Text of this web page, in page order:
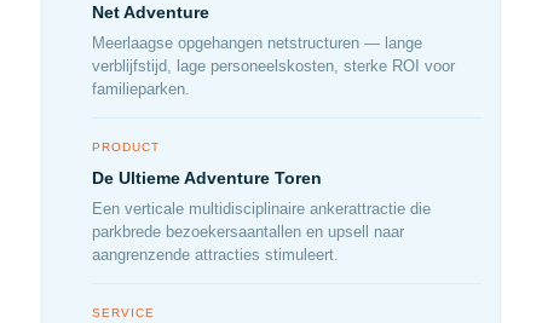
Net Adventure
Meerlaagse opgehangen netstructuren — lange
verblijfstijd, lage personeelskosten, sterke ROI voor
familieparken.
PRODUCT
De Ultieme Adventure Toren
Een verticale multidisciplinaire ankerattractie die
parkbrede bezoekersaantallen en upsell naar
aangrenzende attracties stimuleert.
SERVICE